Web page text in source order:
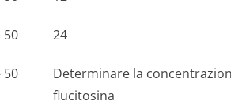
50 24
50
Determinare la
flucitosina